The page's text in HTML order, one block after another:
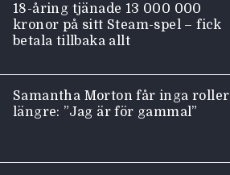
18-åring tjänade 13 000 000
kronor på sitt Steam-spel – fick
betala tillbaka allt
Samantha Morton får inga roller
längre: ”Jag är för gammal”